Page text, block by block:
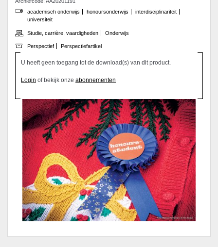
Archiefcode: AA20201191
academisch onderwijs
honoursonderwijs
interdisciplinariteit
universiteit
Studie, carrière, vaardigheden Onderwijs
Perspectief Perspectiefartikel
U heeft geen toegang tot de download(s) van dit product.
Login of bekijk onze abonnementen